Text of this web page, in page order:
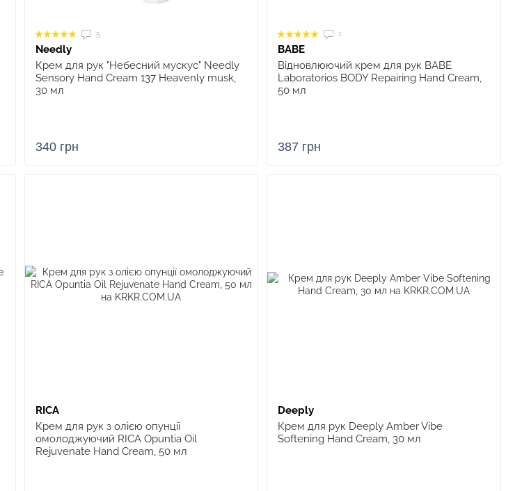
5
Needly
Крем для рук "Небесний мускус" Needly
Sensory Hand Cream 137 Heavenly musk,
30 мл
340 грн
1
BABE
Відновлюючий крем для рук BABE
Laboratorios BODY Repairing Hand Cream,
50 мл
387 грн
RICA
Крем для рук з олією опунції
омолоджуючий RICA Opuntia Oil
Rejuvenatе Hand Cream, 50 мл
Deeply
Крем для рук Deeply Amber Vibe
Softening Hand Cream, 30 мл